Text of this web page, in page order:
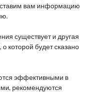
вам информацию
существует и другая
которой будет сказано
эффективными в
рекомендуются